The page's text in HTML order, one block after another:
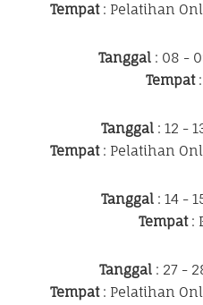
Tempat: Pelatihan
Tanggal: 08 -
Tempat:
Tanggal : 12 -
Tempat: Pelatihan
Tanggal : 14 -
Tempat:
Tanggal : 27 -
Tempat: Pelatihan